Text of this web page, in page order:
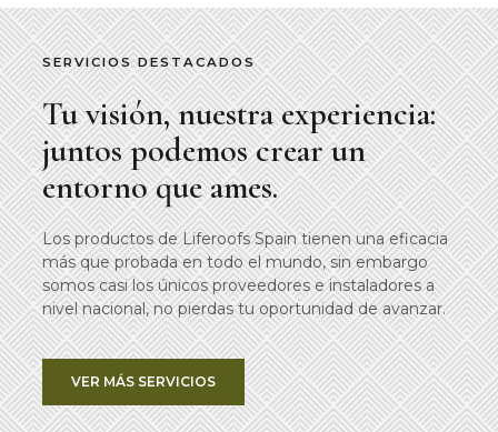
SERVICIOS DESTACADOS
Tu visión, nuestra experiencia:
juntos podemos crear un
entorno que ames.
Los productos de Liferoofs Spain tienen una eficacia
más que probada en todo el mundo, sin embargo
somos casi los únicos proveedores e instaladores a
nivel nacional, no pierdas tu oportunidad de avanzar.
VER MÁS SERVICIOS